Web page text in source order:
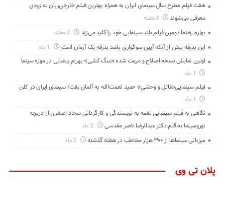
هفت فیلم مطرح سال سینمای ایران به همراه بهترین فیلم خارجی‌زبان به زودی
معرفی می‌شوند
3 هفته
بهاره رهنما دومین فیلم بلند سینمایی خود را کلید می‌زند
این بدرقه بیش از آنکه آیین سوگواری باشد بدرقه یک آرمان است
اولین نمایش نسخه اصلاح و مرمت شده «سگ کشی» بهرام بیضایی در موزه سینما
فیلم سینمایی«قاتل و وحشیِ» حمید نعمت‌الله به آلمان رفت/ سینمای ایران در کلن
نگاهی به فیلم سینمایی نغمه به نویسندگی و کارگردانی سجاد اصغری از دریچه
نوروسینما به قلم دکتر عبدالرضا ناصر مقدسی
2 ماه
میزبانی سینماها از ۳۰۰ هزار مخاطب در هفته گذشته 2 ماه
پلان تی وی